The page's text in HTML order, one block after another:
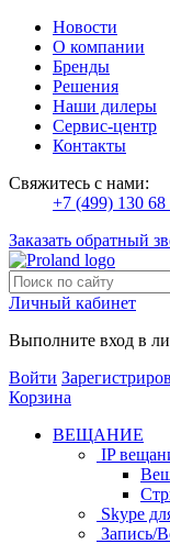
Новости
О компании
Бренды
Решения
Наши дилеры
Сервис-центр
Контакты
Свяжитесь с нами:
+7 (499) 130 68
Заказать обратный
Личный кабинет
Выполните вход в
Войти
Корзина
ВЕЩАНИЕ
IP
Skype
Запись/